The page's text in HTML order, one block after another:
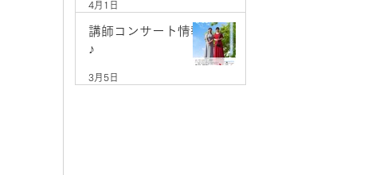
4月1日
講師コンサート情報
♪
3月5日